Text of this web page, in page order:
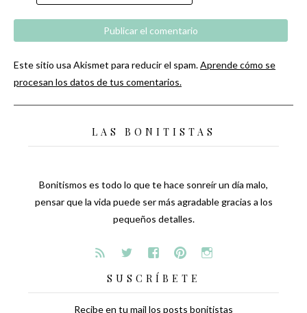
Este sitio usa Akismet para reducir el spam.Aprende cómo se
procesan los datos de tus comentarios.
LAS BONITISTAS
Bonitismos es todo lo que te hace sonreír un día malo,
pensar que la vida puede ser más agradable gracias a los
pequeños detalles.
SUSCRÍBETE
Recibe en tu mail los posts bonitistas